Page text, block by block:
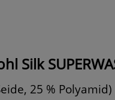
Silk
25 % Polyamid)